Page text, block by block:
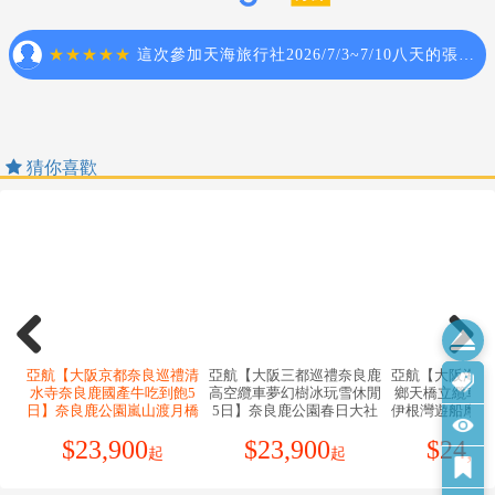
11.本行程無法延長住宿天數、更改行程及航班。
12.如逢旺季或客滿，航空公司要求提早開立機票，繳交尾款時間
將依航空公司規定辦理，敬請見諒！
15.逢旺季或客滿，航空公司要求提早開立機票，繳交尾款時間將
17.為考量旅客自身之旅遊安全並顧及同團其它團員之旅遊權益，
年滿70以上及行動不便者之貴賓，須有家人或友人同行始得接受
報名，不便之處敬請諒。
台灣地區曾設有戶籍男子。
。年齡計算：當年－出生年（例：民國106年－87年次＝
可，有關役男申請流程、法令限制，相關應備文件或申
請許可之認定，均應依政府機構或現行法令規範辦理。
。本行程關於護照、簽證相關規定之說明，均係針對持
中華民國護照之旅客，若貴賓擁有雙重國籍、或持非中
華民國護照者，請先自行辦理並查明所持護照入境「旅
遊地」及再次入境台灣之簽證及相關規定；如您具備前
。持非中華民國護照再次入境台灣相關資訊，請向外交
a.恢復免簽證措施，台灣護照入境無須辦理簽證。
★由於各國政府或移民局會依疫情情勢隨時快速變更
定，並依各國政府最新發布之相關規定及法令公告為
主。
*旅客未滿15歲或70歲以上，依保險公司規定最高【意外
死殘保額新臺幣200萬元、意外醫療保額新臺幣20萬 (實
支實付)】。
2.依「旅遊定型化契約」中規定，本公司有告知旅客自行
投保旅行平安保險之義務。因此，為了確保您的權益及
避免出國旅遊可能產生的風險，特別提醒及建議您，可
1.搭乘飛機時，請隨時扣緊安全帶，以免亂流影響安全。
2.貴重物品請託放至飯店保險箱，如需隨身攜帶切勿離
口迅速離開。
8.泡溫泉大浴室時不著衣物或泳衣,請先在池外清洗乾淨
後再入池內,請注意泡溫泉每次最好以１５分鐘為佳,並攜
伴同行。
9.搭乘車時請勿任意更換座位，頭、手請勿伸出窗外，上
下車時注意來車方向以免發生危險。
11.團體需一起活動，途中若要離隊需徵得領隊同意以免
查看完整資訊
猜你喜歡